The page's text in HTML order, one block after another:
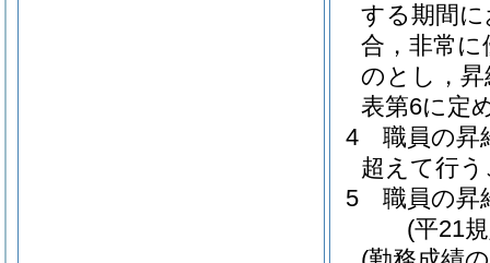
する期間
合，非常
のとし，
表第6に定
4
職員の昇
超えて行
5
職員の昇
(平21